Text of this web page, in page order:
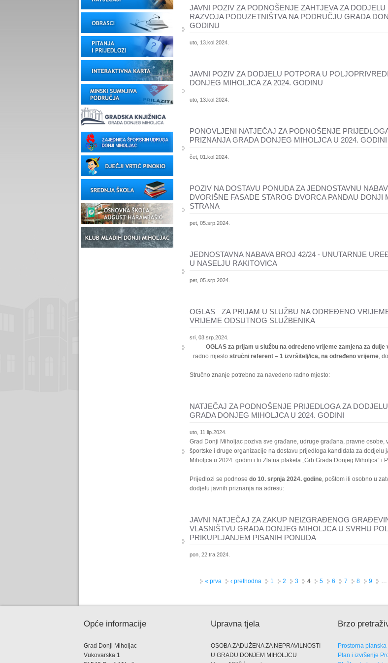
JAVNI POZIV ZA PODNOŠENJE ZAHTJEVA ZA
RAZVOJA PODUZETNIŠTVA NA PODRUČJU GRADA
GODINU
uto, 13.kol.2024.
JAVNI POZIV ZA DODJELU POTPORA U
DONJEG MIHOLJCA ZA 2024. GODINU
uto, 13.kol.2024.
PONOVLJENI NATJEČAJ ZA PODNOŠENJE
PRIZNANJA GRADA DONJEG MIHOLJCA U 2024. GODINI
čet, 01.kol.2024.
POZIV NA DOSTAVU PONUDA ZA JEDNOSTAVNU
DVORIŠNE FASADE STAROG DVORCA PANDAU DONJI
STRANA
pet, 05.srp.2024.
JEDNOSTAVNA NABAVA BROJ 42/24 - UNUTARNJE
U NASELJU RAKITOVICA
pet, 05.srp.2024.
OGLAS ZA PRIJAM U SLUŽBU NA ODREĐENO
VRIJEME ODSUTNOG SLUŽBENIKA
sri, 03.srp.2024.
OGLAS za prijam u službu na određeno vrijeme zamjena za
radno mjesto stručni referent – 1 izvršitelj/ica, na određeno vrijeme,
Stručno znanje potrebno za navedeno radno mjesto:
NATJEČAJ ZA PODNOŠENJE PRIJEDLOGA ZA
GRADA DONJEG MIHOLJCA U 2024. GODINI
uto, 11.lip.2024.
Grad Donji Miholjac poziva sve građane, udruge građana, pravne osobe,
športske i druge organizacije na dostavu prijedloga kandidata za dodjelu
Miholjca u 2024. godini i to Zlatna plaketa „Grb Grada Donjeg Miholjca“ i
Prijedlozi se podnose do 10. srpnja 2024. godine, poštom ili osobno u
dodjelu javnih priznanja na adresu:
JAVNI NATJEČAJ ZA ZAKUP NEIZGRAĐENOG
VLASNIŠTVU GRADA DONJEG MIHOLJCA U SVRHU
PRIKUPLJANJEM PISANIH PONUDA
pon, 22.tra.2024.
Stranice« prva ‹ prethodna 1 2 3 4 5 6 7 8 9 …
Opće informacije
Grad Donji Miholjac
Vukovarska 1
Upravna tjela
OSOBA ZADUŽENA ZA NEPRAVILNOSTI
U GRADU DONJEM MIHOLJCU
Brzo
Prostorna
Plan i izvršenje